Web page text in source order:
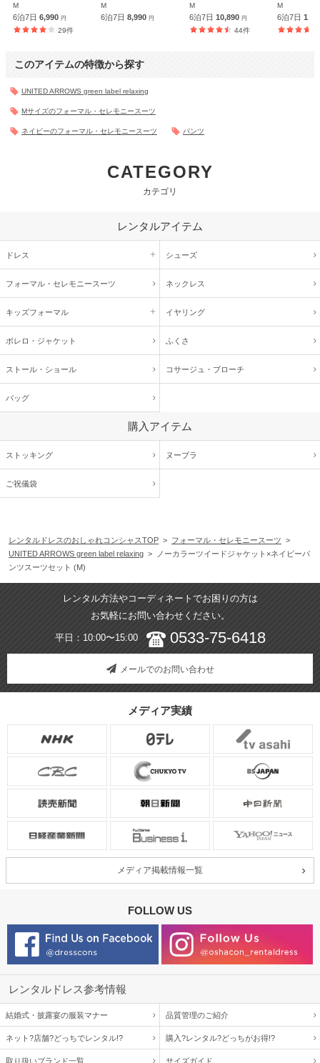
M
6泊7日 6,990 円
29件
M
6泊7日8,990円
M
6泊7日 10,890 円
44件
M
6泊7日
このアイテムの特徴から探す
UNITED ARROWS green label relaxing
Mサイズのフォーマル・セレモニースーツ
ネイビーのフォーマル・セレモニースーツ パンツ
CATEGORY
カテゴリ
レンタルアイテム
ドレス シューズ
フォーマル・ セレモニースーツ ネックレス
キッズフォーマル イヤリング
ボレロ・ジャケット ふくさ
ストール・ショール コサージュ・ ブローチ
バッグ
購入アイテム
ストッキング ヌーブラ
ご祝儀袋
レンタルドレスのおしゃれコンシャスTOP > フォーマル・セレモニースーツ >
UNITED ARROWS green label relaxing > ノーカラーツイードジャケット×ネイビーパ
ンツスーツセット (M)
レンタル方法やコーディネートでお困りの方は
お気軽にお問い合わせください。
平日：10:00〜15:00 0533-75-6418
メールでのお問い合わせ
メディア実績
メディア掲載情報一覧
FOLLOW US
レンタルドレス参考情報
結婚式・披露宴の服装マナー 品質管理のご紹介
ネット?店舗?どっちでレンタル!? 購入?レンタル?どっちがお得!?
取り扱いブランド一覧 サイズガイド